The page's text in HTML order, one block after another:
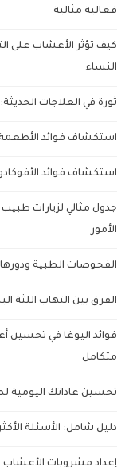
فعالية مثالية
كيف تؤثر الأعشاب على
النساء
ثورة في العلاجات
استكشاف فوائد الأطعمة
استكشاف فوائد
جدول مثالي لزيارات
الأمور
الفحوصات الطبية
الفرق بين التهاب اللثة
فوائد اليوغا في تحسين
متكامل
تحسين عاداتك
دليل شامل: الأسئلة
إعداد مشروبات الأعشاب